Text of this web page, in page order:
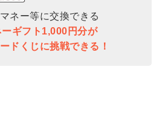
ネー等に交換できる
ーギフト1,000円分が
ドくじに挑戦できる！